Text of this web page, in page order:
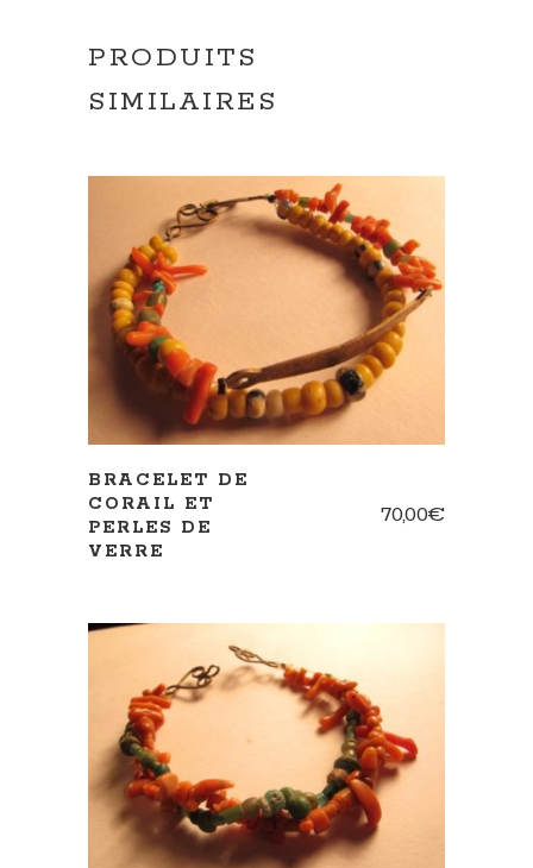
PRODUITS
SIMILAIRES
BRACELET DE
CORAIL ET
PERLES DE
VERRE
70,00€
AJOUTER AU PANIER